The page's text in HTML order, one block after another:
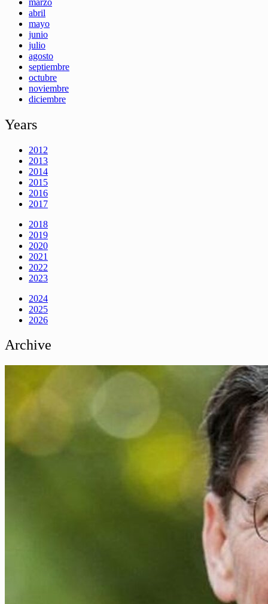
abril
mayo
junio
julio
agosto
septiembre
octubre
noviembre
diciembre
Years
2012
2013
2014
2015
2016
2017
2018
2019
2020
2021
2022
2023
2024
2025
2026
Archive